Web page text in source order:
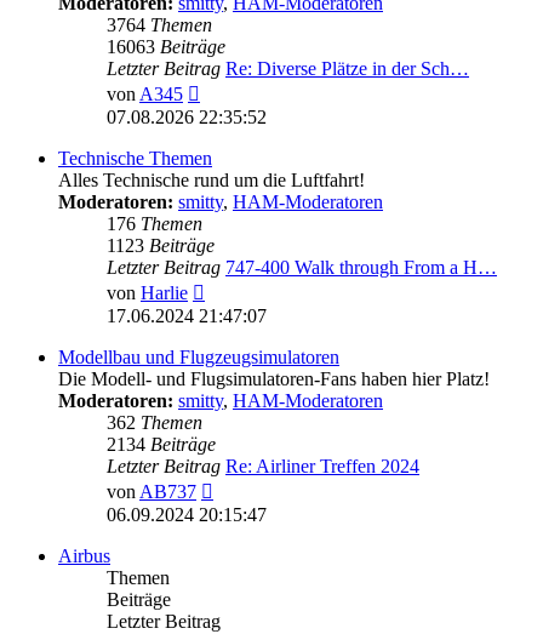
3764 Themen
16063 Beiträge
Letzter Beitrag Re: Diverse Plätze in der Sch…
vonA345
Beitrag
07.08.2026 22:35:52
Technische Themen
Alles Technische rund um die Luftfahrt!
Moderatoren: smitty, HAM-Moderatoren
176 Themen
1123 Beiträge
Letzter Beitrag 747-400 Walk through From a H…
von Harlie
Beitrag
17.06.2024 21:47:07
Modellbau und Flugzeugsimulatoren
Die Modell- und Flugsimulatoren-Fans haben hier Platz!
Moderatoren: smitty, HAM-Moderatoren
362 Themen
2134 Beiträge
Letzter Beitrag Re: Airliner Treffen 2024
vonAB737
Beitrag
06.09.2024 20:15:47
Airbus
Themen
Beiträge
Letzter Beitrag